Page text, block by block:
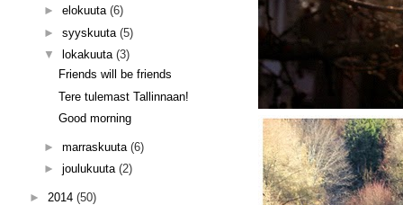
►elokuuta(6)
►syyskuuta(5)
▼
lokakuuta(3)
Friends will be friends
Tere tulemast Tallinnaan!
Good morning
►marraskuuta(6)
►joulukuuta(2)
► 2014(50)